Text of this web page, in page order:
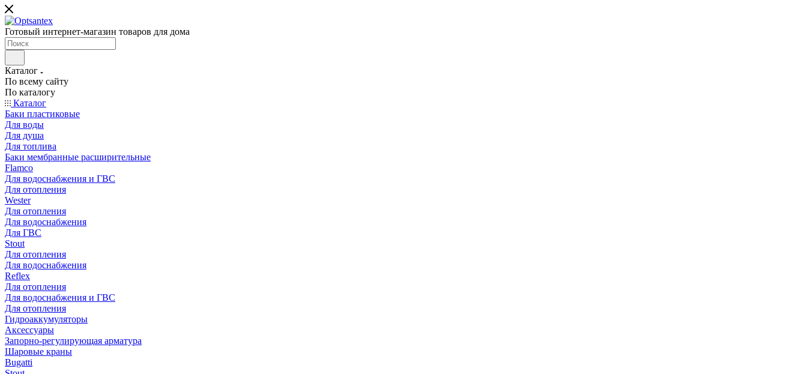
Готовый интернет-магазин товаров для дома
Каталог
По всему сайту
По каталогу
Каталог
Баки пластиковые
Для воды
Для душа
Для топлива
Баки мембранные расширительные
Flamco
Для водоснабжения и ГВС
Для отопления
Wester
Для отопления
Для водоснабжения
Для ГВС
Stout
Для отопления
Для водоснабжения
Reflex
Для отопления
Для водоснабжения и ГВС
Для отопления
Гидроаккумуляторы
Аксессуары
Запорно-регулирующая арматура
Шаровые краны
Bugatti